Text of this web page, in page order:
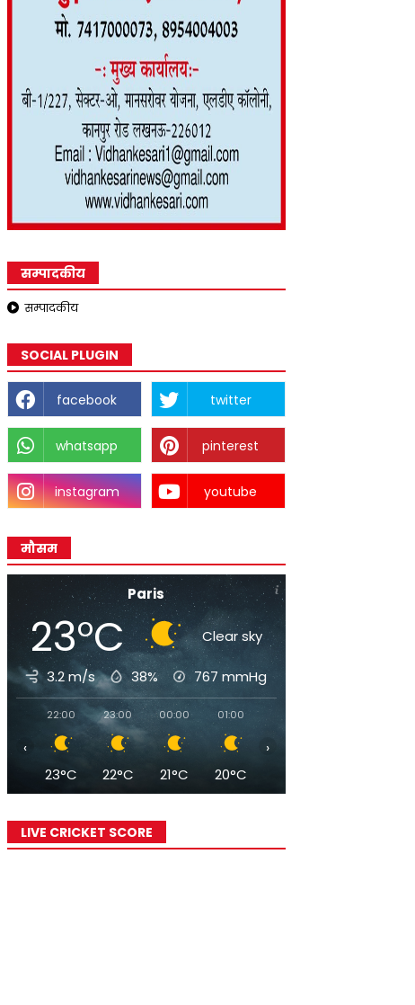
सम्पादकीय
सम्पादकीय
SOCIAL PLUGIN
facebook twitter
whatsapp pinterest
instagram youtube
मौसम
Paris
23°C Clear sky
3.2 m/s 38% 767 mmHg
22:00
23°C
23:00
22°C
00:00
21°C
01:00
20°C
‹ ›
LIVE CRICKET SCORE